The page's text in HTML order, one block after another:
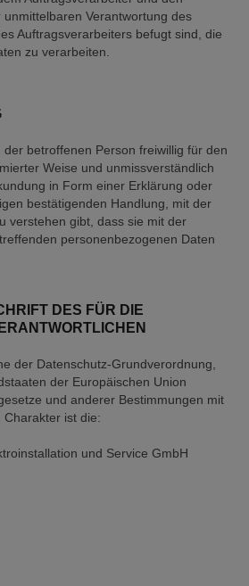
Verantwortung des
Auftragsverarbeiters befugt sind, die
zu verarbeiten.
der betroffenen Person freiwillig für den
Weise und unmissverständlich
in Form einer Erklärung oder
bestätigenden Handlung, mit der
verstehen gibt, dass sie mit der
personenbezogenen Daten
DES FÜR DIE
der Datenschutz-Grundverordnung,
der Europäischen Union
und anderer Bestimmungen mit
ist die:
und Service GmbH